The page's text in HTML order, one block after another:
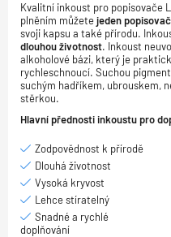
Kvalitní inkoust pro popisovače
plněním můžetejeden
svoji kapsu a také přírodu.
dlouhou životnost. Inkoust
alkoholové bázi, který je
rychleschnoucí. Suchou
suchým hadříkem, ubrouskem,
stěrkou.
Hlavní přednosti inkoustu pro
Zodpovědnost k přírodě
Dlouhá životnost
Vysoká kryvost
Lehce stíratelný
Snadné a rychlé
doplňování